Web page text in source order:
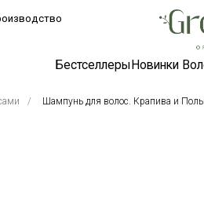
Бестселлеры Волосы Лицо
/ Шампунь для волос. Крапива и